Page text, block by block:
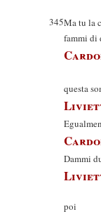
345Ma tu la
fammi di
questa
Dammi
poi